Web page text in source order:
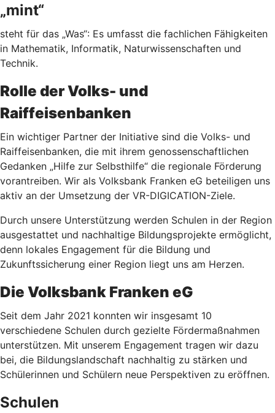
„mint“
steht für das „Was“: Es umfasst die fachlichen Fähigkeiten
in Mathematik, Informatik, Naturwissenschaften und
Technik.
Rolle der Volks- und
Raiffeisenbanken
Ein wichtiger Partner der Initiative sind die Volks- und
Raiffeisenbanken, die mit ihrem genossenschaftlichen
Gedanken „Hilfe zur Selbsthilfe“ die regionale Förderung
vorantreiben. Wir als Volksbank Franken eG beteiligen uns
aktiv an der Umsetzung der VR-DIGICATION-Ziele.
Durch unsere Unterstützung werden Schulen in der Region
ausgestattet und nachhaltige Bildungsprojekte ermöglicht,
denn lokales Engagement für die Bildung und
Zukunftssicherung einer Region liegt uns am Herzen.
Die Volksbank Franken eG
Seit dem Jahr 2021 konnten wir insgesamt 10
verschiedene Schulen durch gezielte Fördermaßnahmen
unterstützen. Mit unserem Engagement tragen wir dazu
bei, die Bildungslandschaft nachhaltig zu stärken und
Schülerinnen und Schülern neue Perspektiven zu eröffnen.
Schulen